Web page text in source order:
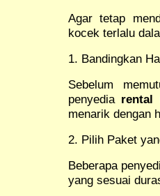
Agar tetap
kocek terlalu
1. Bandingkan
Sebelum
penyedia rental
menarik dengan
2. Pilih Paket
Beberapa
yang sesuai